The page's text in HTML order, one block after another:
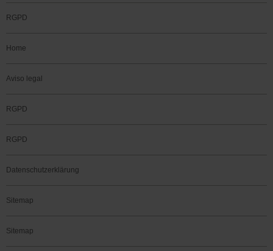
RGPD
Home
Aviso legal
RGPD
RGPD
Datenschutzerklärung
Sitemap
Sitemap